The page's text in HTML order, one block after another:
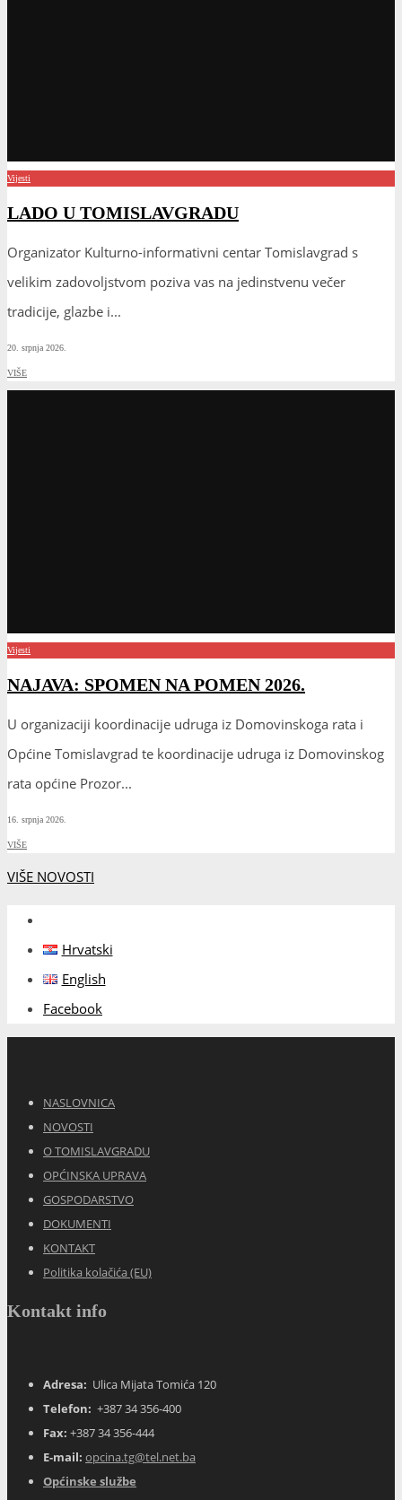
Vijesti
LADO U TOMISLAVGRADU
Organizator Kulturno-informativni centar Tomislavgrad s
velikim zadovoljstvom poziva vas na jedinstvenu večer
tradicije, glazbe i...
20. srpnja 2026.
VIŠE
Vijesti
NAJAVA: SPOMEN NA POMEN 2026.
U organizaciji koordinacije udruga iz Domovinskoga rata i
Općine Tomislavgrad te koordinacije udruga iz Domovinskog
rata općine Prozor...
16. srpnja 2026.
VIŠE
VIŠE NOVOSTI
Hrvatski
English
Facebook
NASLOVNICA
NOVOSTI
O TOMISLAVGRADU
OPĆINSKA UPRAVA
GOSPODARSTVO
DOKUMENTI
KONTAKT
Politika kolačića (EU)
Kontakt info
Adresa: Ulica Mijata Tomića 120
Telefon: +387 34 356-400
Fax: +387 34 356-444
E-mail: opcina.tg@tel.net.ba
Općinske službe